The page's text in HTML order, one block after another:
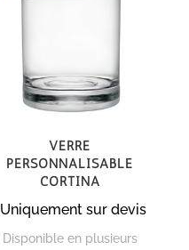
Verre
personnalisable
Cortina
Uniquement sur devis
Disponible en plusieurs